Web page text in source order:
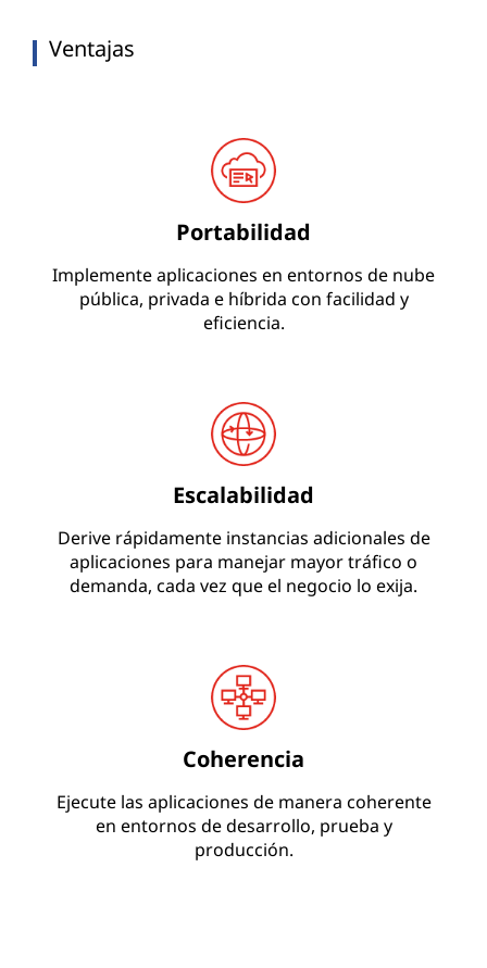
Ventajas
Portabilidad
Implemente aplicaciones en entornos de nube
pública, privada e híbrida con facilidad y
eficiencia.
Escalabilidad
Derive rápidamente instancias adicionales de
aplicaciones para manejar mayor tráfico o
demanda, cada vez que el negocio lo exija.
Coherencia
Ejecute las aplicaciones de manera coherente
en entornos de desarrollo, prueba y
producción.